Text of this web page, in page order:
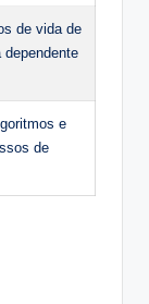
de vida de
e
de